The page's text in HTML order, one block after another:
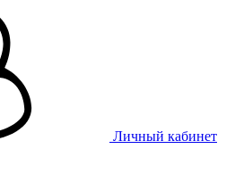
Личный кабинет